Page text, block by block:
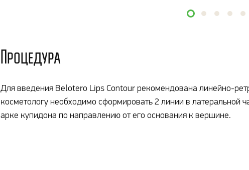
Процедура
Для введения Belotero Lips Contour рекомендована линейно-
косметологу необходимо сформировать 2 линии в латеральной
арке купидона по направлению от его основания к вершине.